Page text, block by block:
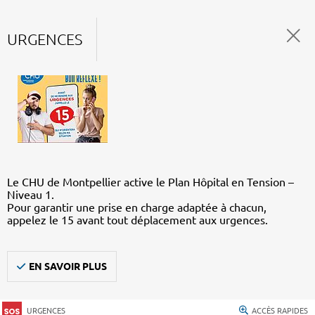
URGENCES
Le CHU de Montpellier active le Plan Hôpital en Tension –
Niveau 1.
Pour garantir une prise en charge adaptée à chacun,
appelez le 15 avant tout déplacement aux urgences.
EN SAVOIR PLUS
URGENCES ACCÈS RAPIDES